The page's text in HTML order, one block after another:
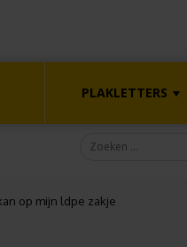
PLAKLETTERS
op mijn ldpe zakje